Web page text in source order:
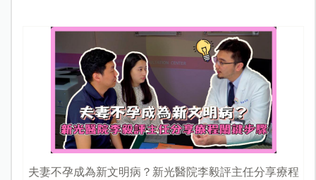
夫妻不孕成為新文明病？新光醫院李毅評主任分享療程